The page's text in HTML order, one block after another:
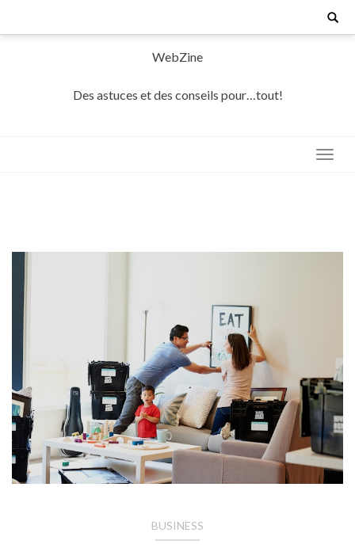
Search
WebZine
Des astuces et des conseils pour…tout!
BUSINESS